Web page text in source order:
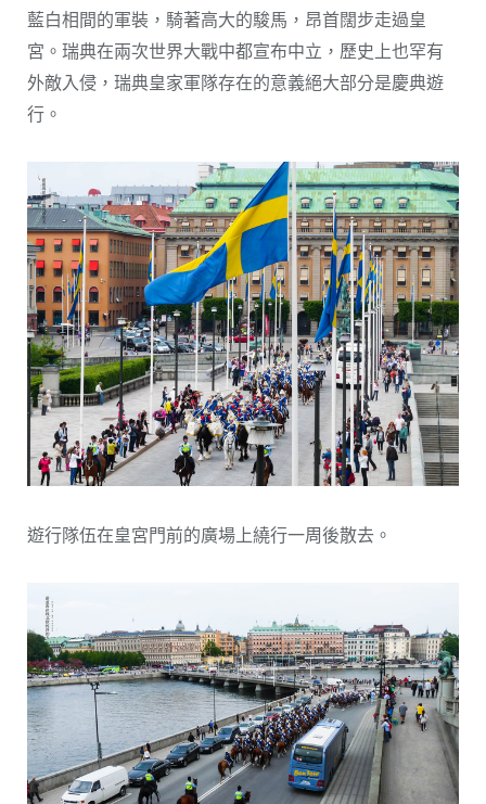
藍白相間的軍裝，騎著高大的駿馬，昂首闊步走過皇
宮。瑞典在兩次世界大戰中都宣布中立，歷史上也罕有
外敵入侵，瑞典皇家軍隊存在的意義絕大部分是慶典遊
行。
遊行隊伍在皇宮門前的廣場上繞行一周後散去。